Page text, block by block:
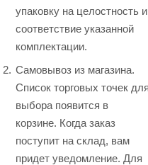
упаковку на целостность и
соответствие указанной
комплектации.
Самовывоз из магазина.
Список торговых точек
выбора появится в
корзине. Когда заказ
поступит на склад, вам
придет уведомление. Для